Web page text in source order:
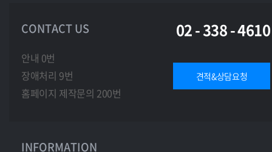
CONTACT US 02 - 338 - 4610
안내 0번
장애처리 9번
홈페이지 제작문의 200번
견적&상담요청
INFORMATION